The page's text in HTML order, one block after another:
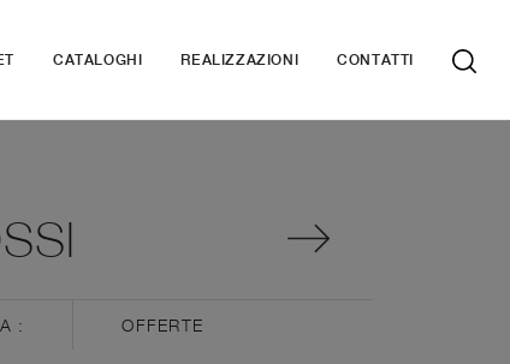
CATALOGHI REALIZZAZIONI CONTATTI
: OFFERTE